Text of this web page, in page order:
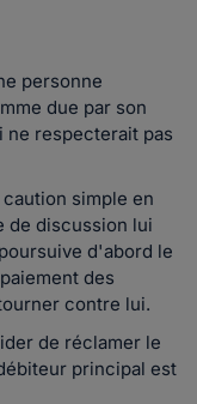
personne
due par son
respecterait pas
simple en
de discussion lui
d'abord le
des
contre lui.
de réclamer le
principal est